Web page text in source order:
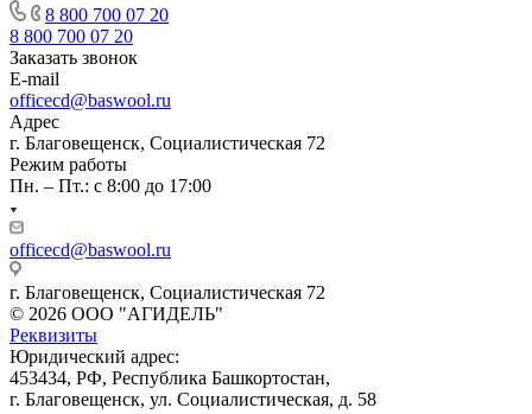
8 800 700 07 20
8 800 700 07 20
Заказать звонок
E-mail
officecd@baswool.ru
Адрес
г. Благовещенск, Социалистическая 72
Режим работы
Пн. – Пт.: с 8:00 до 17:00
officecd@baswool.ru
г. Благовещенск, Социалистическая 72
© 2026 ООО "АГИДЕЛЬ"
Реквизиты
Юридический адрес:
453434, РФ, Республика Башкортостан,
г. Благовещенск, ул. Социалистическая, д. 58